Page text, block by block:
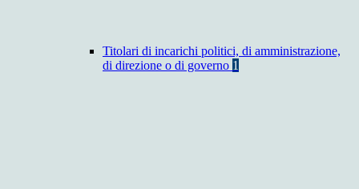
Titolari di incarichi politici, di amministrazione,
di direzione o di governo 1